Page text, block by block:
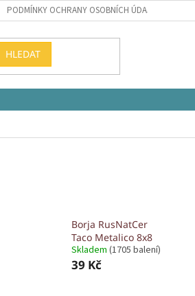
PODMÍNKY OCHRANY OSOBNÍCH ÚDAJŮ
HLEDAT
Borja RusNatCer
Taco Metalico 8x8
Skladem (1705 balení)
39 Kč